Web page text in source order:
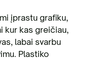
įprastu grafiku,
kur kas greičiau,
labai svarbu
Plastiko